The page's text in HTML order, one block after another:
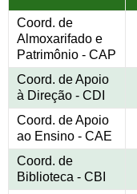
Coord. de
Almoxarifado e
Patrimônio - CAP
Coord. de Apoio
à Direção - CDI
Coord. de Apoio
ao Ensino - CAE
Coord. de
Biblioteca - CBI